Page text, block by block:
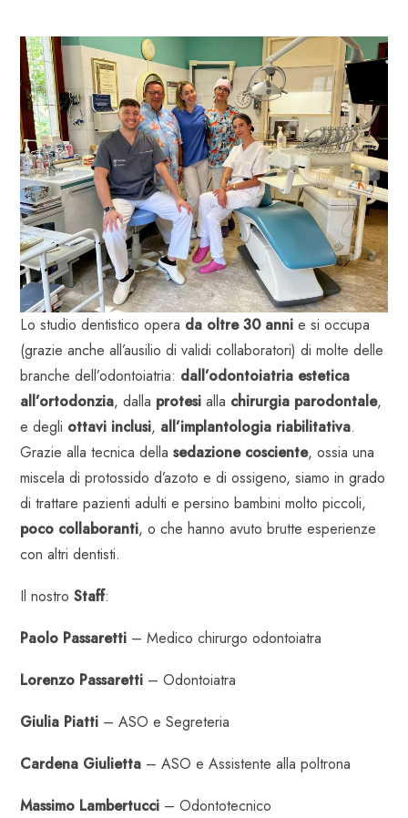
Lo studio dentistico opera da oltre 30 anni e si occupa
(grazie anche all’ausilio di validi collaboratori) di molte delle
branche dell’odontoiatria: dall’odontoiatria estetica
all’ortodonzia, dalla protesi alla chirurgia parodontale,
e degli ottavi inclusi, all’implantologia riabilitativa.
Grazie alla tecnica della sedazione cosciente, ossia una
miscela di protossido d’azoto e di ossigeno, siamo in grado
di trattare pazienti adulti e persino bambini molto piccoli,
poco collaboranti, o che hanno avuto brutte esperienze
con altri dentisti.
Il nostro Staff:
Paolo Passaretti – Medico chirurgo odontoiatra
Lorenzo Passaretti – Odontoiatra
Giulia Piatti – ASO e Segreteria
Cardena Giulietta – ASO e Assistente alla poltrona
Massimo Lambertucci – Odontotecnico